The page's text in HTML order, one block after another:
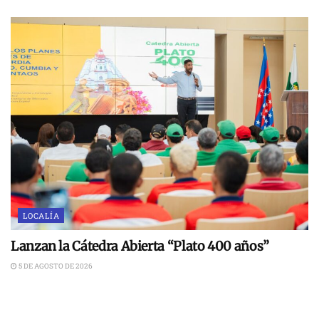
LOCALÍA
Lanzan la Cátedra Abierta “Plato 400 años”
5 DE AGOSTO DE 2026